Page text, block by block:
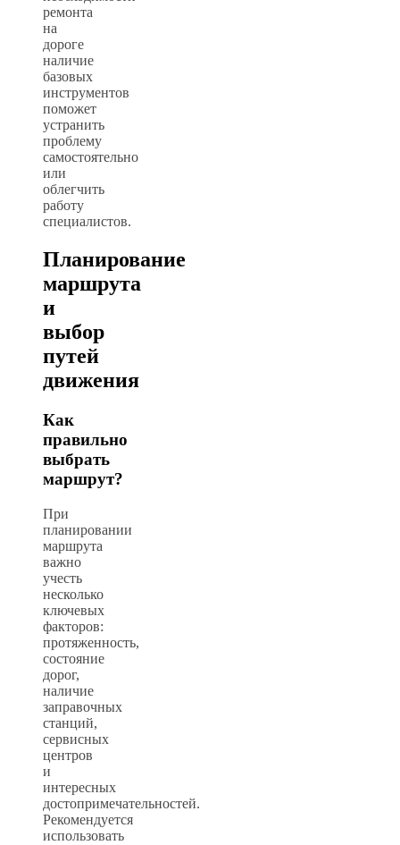
ремонта
на
дороге
наличие
базовых
инструментов
поможет
устранить
проблему
самостоятельно
или
облегчить
работу
специалистов.
Планирование
маршрута
и
выбор
путей
движения
Как
правильно
выбрать
маршрут?
При
планировании
маршрута
важно
учесть
несколько
ключевых
факторов:
протяженность,
состояние
дорог,
наличие
заправочных
станций,
сервисных
центров
и
интересных
достопримечательностей.
Рекомендуется
использовать